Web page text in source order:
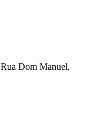
Dom Manuel,